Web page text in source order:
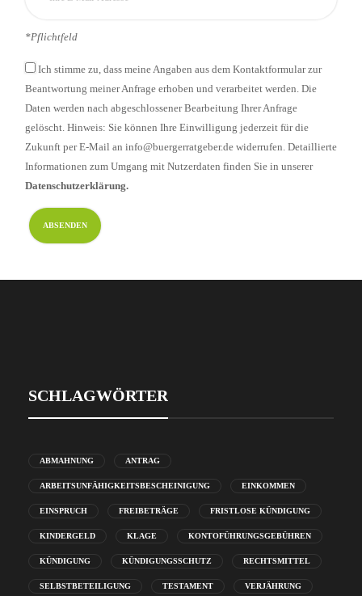
*Pflichtfeld
Ich stimme zu, dass meine Angaben aus dem Kontaktformular zur
Beantwortung meiner Anfrage erhoben und verarbeitet werden. Die
Daten werden nach abgeschlossener Bearbeitung Ihrer Anfrage
gelöscht. Hinweis: Sie können Ihre Einwilligung jederzeit für die
Zukunft per E-Mail an info@buergerratgeber.de widerrufen. Detaillierte
Informationen zum Umgang mit Nutzerdaten finden Sie in unserer
Datenschutzerklärung.
SCHLAGWÖRTER
ABMAHNUNG ANTRAG
ARBEITSUNFÄHIGKEITSBESCHEINIGUNG EINKOMMEN
EINSPRUCH FREIBETRÄGE FRISTLOSE KÜNDIGUNG
KINDERGELD KLAGE KONTOFÜHRUNGSGEBÜHREN
KÜNDIGUNG KÜNDIGUNGSSCHUTZ RECHTSMITTEL
SELBSTBETEILIGUNG TESTAMENT VERJÄHRUNG